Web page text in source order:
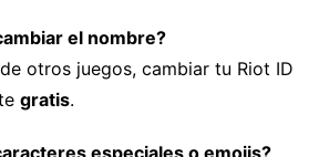
el nombre?
otros juegos, cambiar tu Riot ID
gratis.